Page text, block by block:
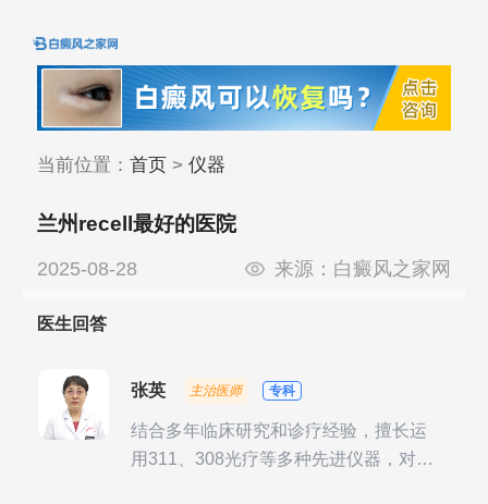
当前位置： 首页> 仪器
兰州recell最好的医院
2025-08-28 来源： 白癜风之家网
医生回答
张英 主治医师 专科
结合多年临床研究和诊疗经验，擅长运
用311、308光疗等多种先进仪器，对不